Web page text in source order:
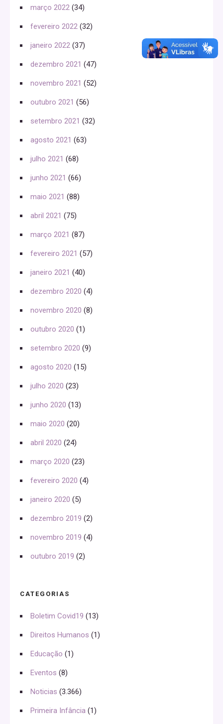
março 2022 (34)
fevereiro 2022 (32)
janeiro 2022 (37)
dezembro 2021 (47)
novembro 2021 (52)
outubro 2021 (56)
setembro 2021 (32)
agosto 2021 (63)
julho 2021 (68)
junho 2021 (66)
maio 2021 (88)
abril 2021 (75)
março 2021 (87)
fevereiro 2021 (57)
janeiro 2021 (40)
dezembro 2020 (4)
novembro 2020 (8)
outubro 2020 (1)
setembro 2020 (9)
agosto 2020 (15)
julho 2020 (23)
junho 2020 (13)
maio 2020 (20)
abril 2020 (24)
março 2020 (23)
fevereiro 2020 (4)
janeiro 2020 (5)
dezembro 2019 (2)
novembro 2019 (4)
outubro 2019 (2)
CATEGORIAS
Boletim Covid19 (13)
Direitos Humanos (1)
Educação (1)
Eventos (8)
Noticias (3.366)
Primeira Infância (1)